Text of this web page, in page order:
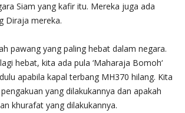
Siam yang kafir itu. Mereka juga ada
Diraja mereka.
pawang yang paling hebat dalam negara.
hebat, kita ada pula ‘Maharaja Bomoh‘
apabila kapal terbang MH370 hilang. Kita
yang dilakukannya dan apakah
khurafat yang dilakukannya.